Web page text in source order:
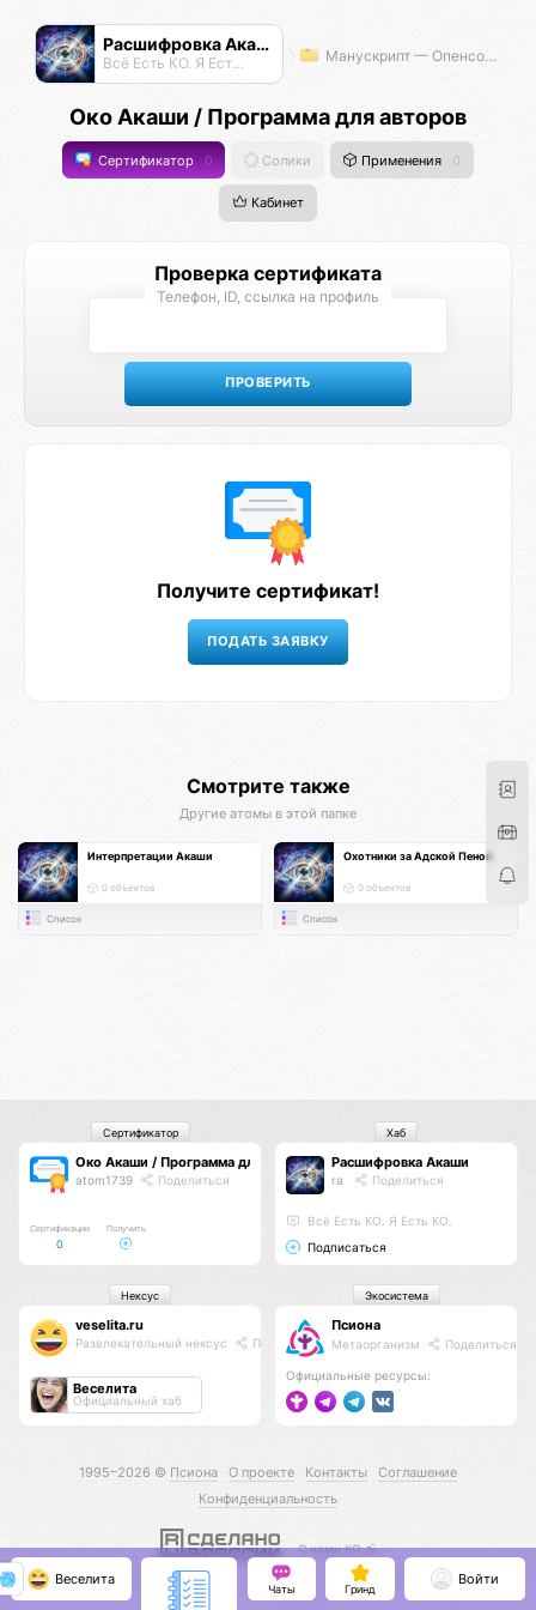
Расшифровка Акаши
Всё Есть КО. Я Есть КО. Манускрипт — Опенсорсная Философия
Око Акаши / Программа для авторов
Сертификатор 0 Солики Применения 0
Кабинет
Проверка сертификата
Телефон, ID, ссылка на профиль
Получите сертификат!
Смотрите также
Другие атомы в этой папке
Интерпретации Акаши
0 объектов
Список
Охотники за Адской Пеной
0 объектов
Список
Око Акаши / Программа для авторов
atom1739 Поделиться
Сертификации
0
Получить
Сертификатор
Расшифровка Акаши
ra Поделиться
Всё Есть КО. Я Есть КО.
Подписаться
Хаб
veselita.ru
Развлекательный нексус Поделиться
Веселита
Официальный хаб
Нексус
Псиона
Метаорганизм Поделиться
Официальные ресурсы:
Экосистема
1995–2026 © Псиона О проекте Контакты
Соглашение
Конфиденциальность
С нами КО 🕉️
Веселита
Чаты Гринд
Войти